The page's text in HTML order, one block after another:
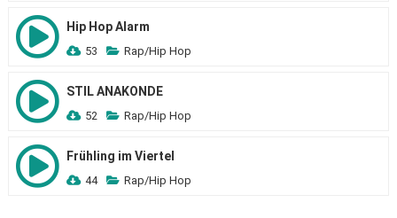
Hip Hop Alarm
53 Rap/Hip Hop
STIL ANAKONDE
52 Rap/Hip Hop
Frühling im Viertel
44 Rap/Hip Hop